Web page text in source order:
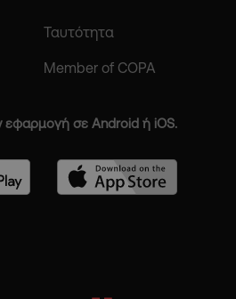
Ταυτότητα
Member of COPA
εφαρμογή σε Android ή iOS.